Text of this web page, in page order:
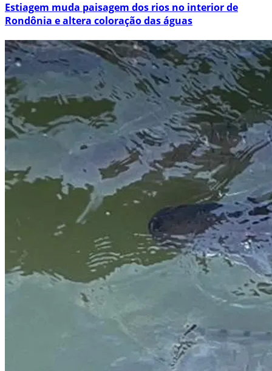
Estiagem muda paisagem dos rios no interior de
Rondônia e altera coloração das águas